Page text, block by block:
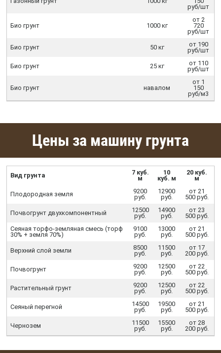
руб/шт
Био грунт 1000 кг
от 2
720
руб/шт
Био грунт 50 кг
от 190
руб/шт
Био грунт 25 кг
от 110
руб/шт
Био грунт навалом
от 1
150
руб/м3
Цены за машину грунта
Вид грунта
7 куб.
м
10
куб. м
20 куб.
м
Плодородная земля
9200
руб.
12900
руб.
от 21
500 руб.
Почвогрунт двухкомпонентный
12500
руб.
14900
руб.
от 23
500 руб.
Сеяная торфо-земляная смесь (торф
30% + земля 70%)
9100
руб.
13000
руб.
от 21
500 руб.
Верхний слой земли
8500
руб.
11500
руб.
от 17
200 руб.
Почвогрунт
9200
руб.
12500
руб.
от 22
500 руб.
Растительный грунт
9200
руб.
12500
руб.
от 22
500 руб.
Сеяный перегной
14500
руб.
19500
руб.
от 21
500 руб.
Чернозем
11500
руб.
15500
руб.
от 28
200 руб.